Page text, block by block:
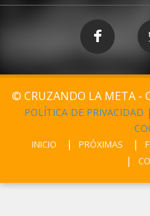
© CRUZANDO LA META -
POLÍTICA DE PRIVACIDAD |
INICIO PRÓXIMAS